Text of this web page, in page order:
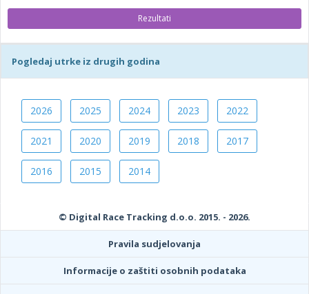
Rezultati
Pogledaj utrke iz drugih godina
2026 2025 2024 2023 2022
2021 2020 2019 2018 2017
2016 2015 2014
© Digital Race Tracking d.o.o. 2015. - 2026.
Pravila sudjelovanja
Informacije o zaštiti osobnih podataka